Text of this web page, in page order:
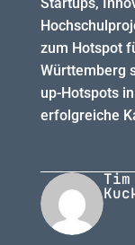
zum Hotspot
Württemberg
up-Hotspots
erfolgreiche
Tim